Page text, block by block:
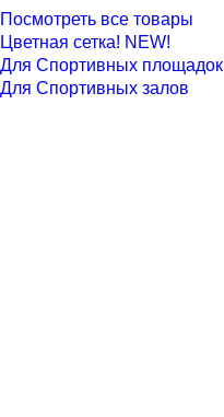
Посмотреть все товары
Цветная сетка! NEW!
Для Спортивных площадок
Для Спортивных залов